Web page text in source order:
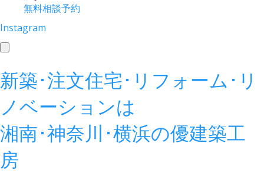
無料相談予約
Instagram
toggle
新築･注文住宅･リフォーム･リ
ノベーションは
湘南･神奈川･横浜の優建築工
房